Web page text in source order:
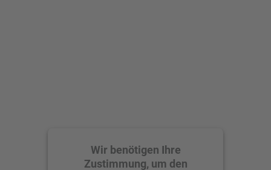
Wir benötigen Ihre
Zustimmung, um den